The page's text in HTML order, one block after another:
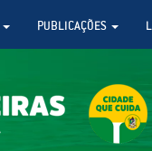
PUBLICAÇÕES